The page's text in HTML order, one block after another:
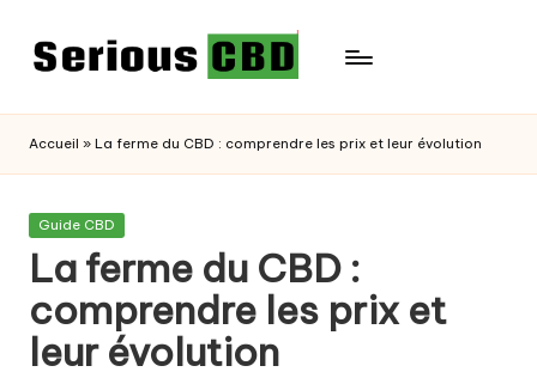
Accueil » La ferme du CBD : comprendre les prix et leur évolution
Posted
Guide CBD
La ferme du CBD :
comprendre les prix et
leur évolution